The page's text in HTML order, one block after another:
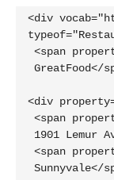
<div
<div